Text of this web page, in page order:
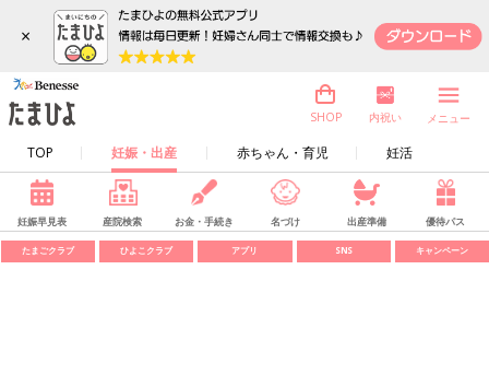
×
TOP 妊娠・出産 赤ちゃん・育児 妊活
SHOP 内祝い メニュー
妊娠早見表 産院検索 お金・手続き 名づけ 出産準備 優待パス
たまごクラブ ひよこクラブ アプリ SNS キャンペーン